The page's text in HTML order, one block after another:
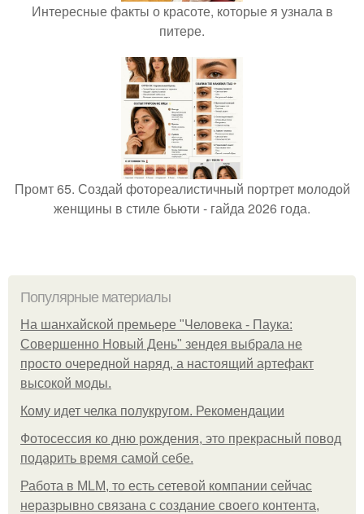
Интересные факты о красоте, которые я узнала в
питере.
Промт 65. Создай фотореалистичный портрет молодой
женщины в стиле бьюти - гайда 2026 года.
Популярные материалы
На шанхайской премьере "Человека - Паука:
Совершенно Новый День" зендея выбрала не
просто очередной наряд, а настоящий артефакт
высокой моды.
Кому идет челка полукругом. Рекомендации
Фотосессия ко дню рождения, это прекрасный повод
подарить время самой себе.
Работа в MLM, то есть сетевой компании сейчас
неразрывно связана с создание своего контента,